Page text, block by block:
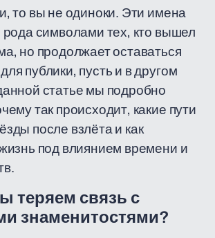
то вы не одиноки. Эти имена
рода символами тех, кто вышел
но продолжает оставаться
публики, пусть и в другом
статье мы подробно
так происходит, какие пути
после взлёта и как
под влиянием времени и
теряем связь с
знаменитостями?